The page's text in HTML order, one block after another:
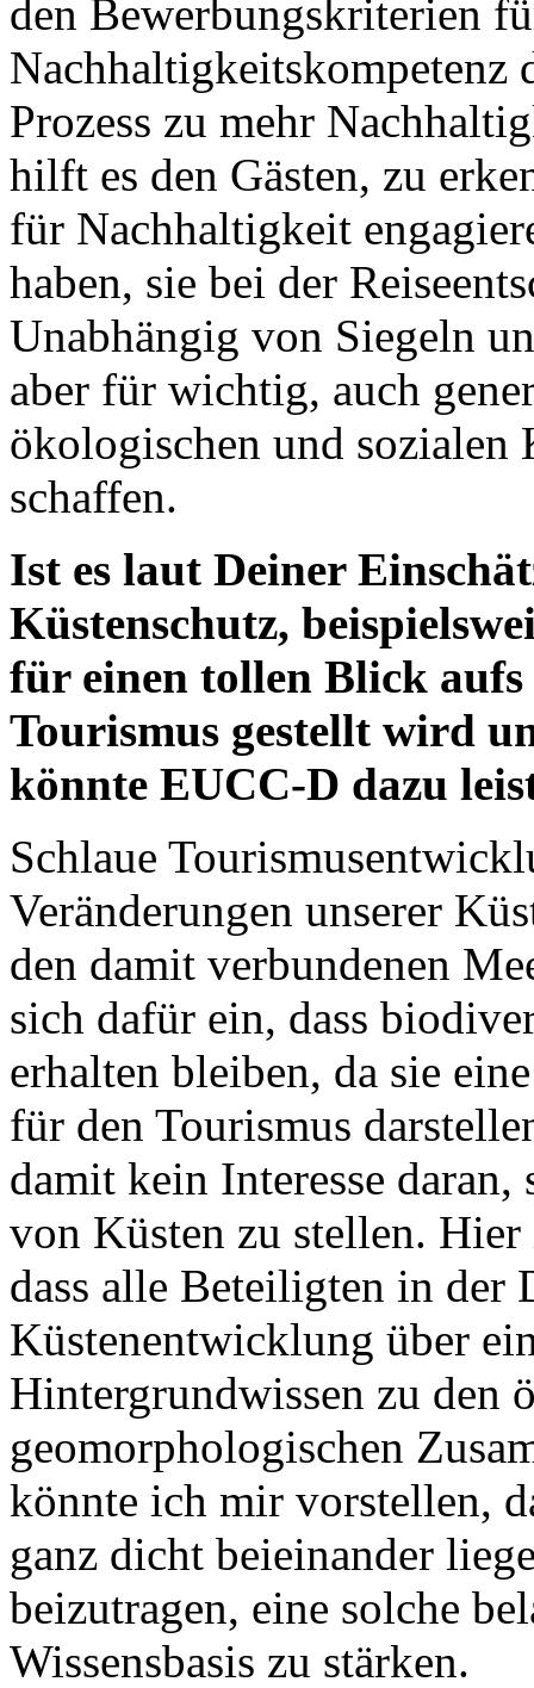
den Bewerbungskriterien
Nachhaltigkeitskompetenz
Prozess zu mehr
hilft es den Gästen, zu
für Nachhaltigkeit
haben, sie bei der
Unabhängig von Siegeln
aber für wichtig, auch
ökologischen und sozialen
schaffen.
Ist es laut Deiner
Küstenschutz,
für einen tollen Blick
Tourismus gestellt wird
könnte EUCC-D dazu
Schlaue
Veränderungen unserer
den damit verbundenen
sich dafür ein, dass
erhalten bleiben, da sie
für den Tourismus
damit kein Interesse daran,
von Küsten zu stellen.
dass alle Beteiligten in der
Küstenentwicklung über
Hintergrundwissen zu den
geomorphologischen
könnte ich mir vorstellen,
ganz dicht beieinander
beizutragen, eine solche
Wissensbasis zu stärken.